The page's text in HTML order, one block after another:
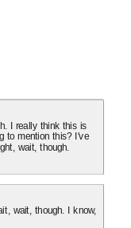
I really think this is
to mention this? I've
wait, though.
wait, though. I know,